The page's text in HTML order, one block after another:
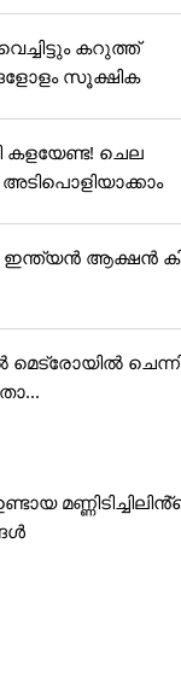
കറുത്ത്
സൂക്ഷിക
ചെല
ആക്ഷൻ